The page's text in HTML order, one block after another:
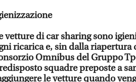
vetture di car sharing sono
ricarica e, sin dalla
Omnibus del Gruppo
squadre preposte a
le vetture quando